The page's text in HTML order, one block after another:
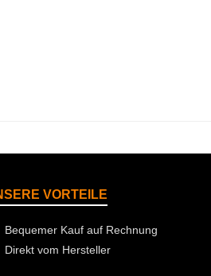
VORTEILE
Bequemer Kauf auf Rechnung
Direkt vom Hersteller